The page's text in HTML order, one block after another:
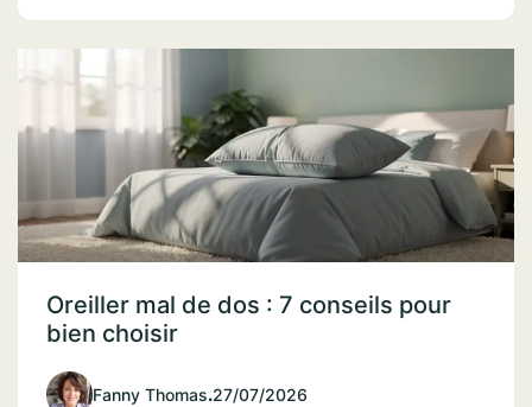
Oreiller mal de dos : 7 conseils pour
bien choisir
Fanny Thomas.27/07/2026